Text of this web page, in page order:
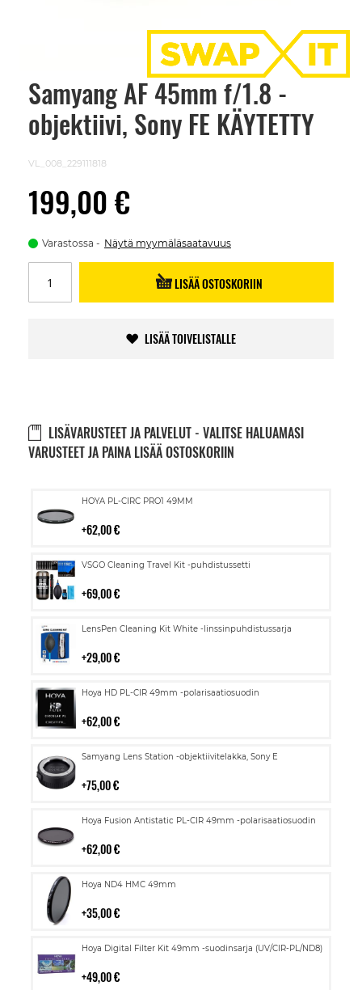
Samyang AF 45mm f/1.8 -
objektiivi, Sony FE KÄYTETTY
VL_008_229111818
199,00 €
Varastossa Näytä myymäläsaatavuus
LISÄÄ OSTOSKORIIN
LISÄÄ TOIVELISTALLE
LISÄVARUSTEET JA PALVELUT - VALITSE HALUAMASI
VARUSTEET JA PAINA LISÄÄ OSTOSKORIIN
HOYA PL-CIRC PRO1 49MM
62,00 €
Lisää
VSGO Cleaning Travel Kit -puhdistussetti
69,00 €
Lisää
LensPen Cleaning Kit White -linssinpuhdistussarja
29,00 €
Lisää
Hoya HD PL-CIR 49mm -polarisaatiosuodin
62,00 €
Lisää
Samyang Lens Station -objektiivitelakka, Sony E
75,00 €
Lisää
Hoya Fusion Antistatic PL-CIR 49mm -polarisaatiosuodin
62,00 €
Lisää
Hoya ND4 HMC 49mm
35,00 €
Lisää
Hoya Digital Filter Kit 49mm -suodinsarja (UV/CIR-PL/ND8)
49,00 €
Lisää
Skip
beginning
images